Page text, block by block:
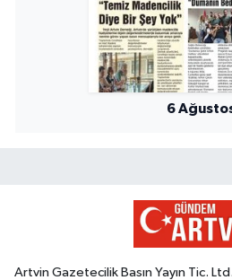
6
Artvin Gazetecilik Basın Yayın Tic.